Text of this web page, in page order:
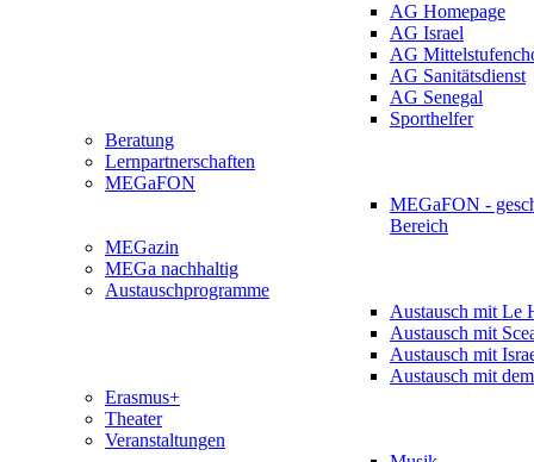
AG Homepage
AG Israel
AG
AG Sanitätsdienst
AG Senegal
Sporthelfer
Beratung
Lernpartnerschaften
MEGaFON
MEGaFON -
Bereich
MEGazin
MEGa nachhaltig
Austauschprogramme
Austausch mit Le
Austausch mit
Austausch mit
Austausch mit
Erasmus+
Theater
Veranstaltungen